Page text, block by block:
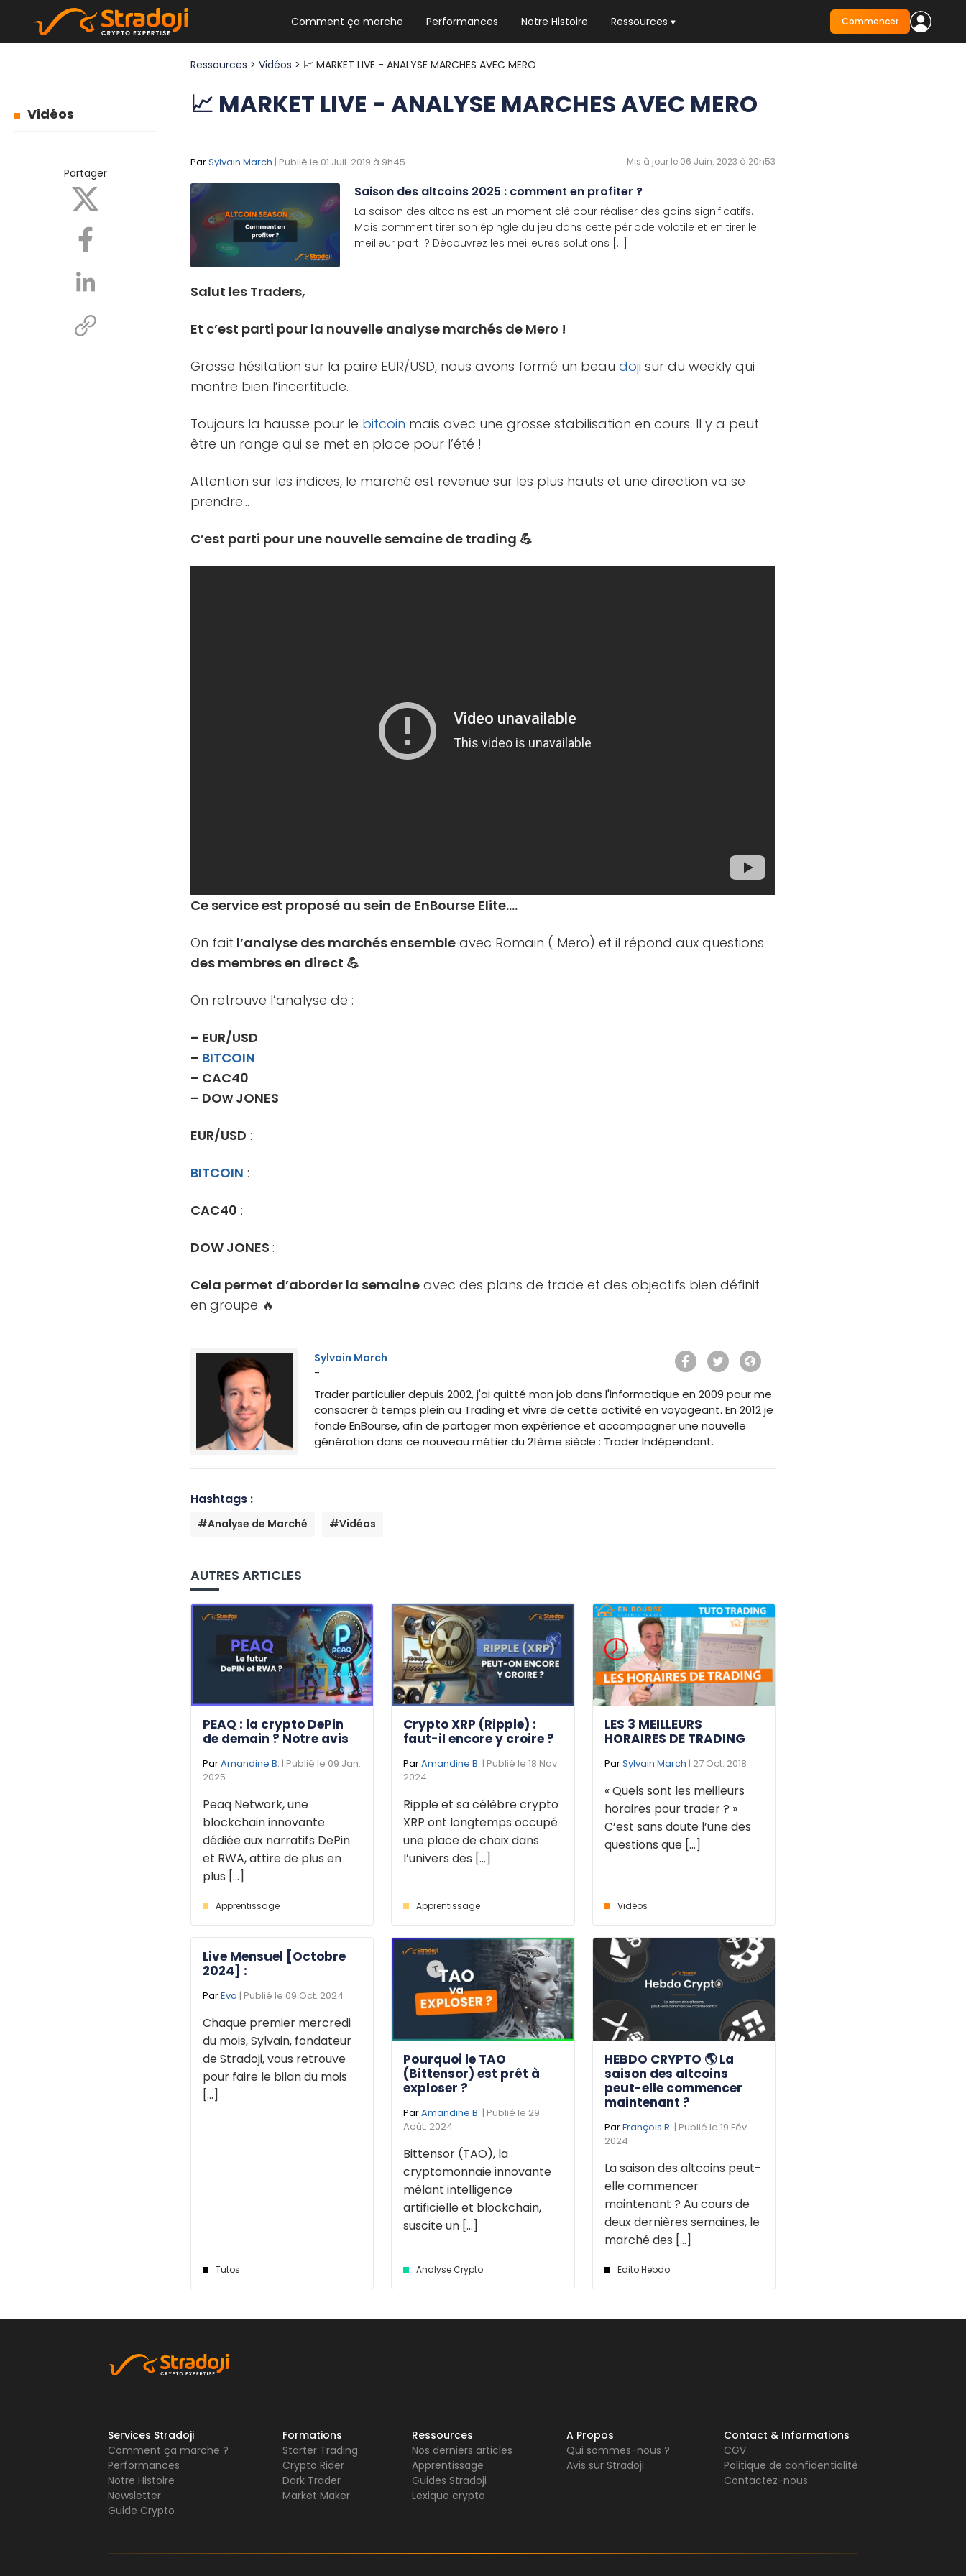
Comment ça marche Performances Notre Histoire Ressources
NEWSLETTER HEBDO
Les news crypto dont vous avez besoin
Commencer
Vidéos
Partager
Ressources >Vidéos > 📈 MARKET LIVE - ANALYSE MARCHES AVEC MERO
📈 MARKET LIVE - ANALYSE MARCHES AVEC MERO
ParSylvain March | Publié le 01 Juil. 2019 à 9h45 Mis à jour le 06 Juin. 2023 à 20h53
Saison des altcoins 2025 : comment en profiter ?
La saison des altcoins est un moment clé pour réaliser des gains significatifs.
Mais comment tirer son épingle du jeu dans cette période volatile et en tirer le
meilleur parti ? Découvrez les meilleures solutions [...]
Salut les Traders,
Et c’est parti pour la nouvelle analyse marchés de Mero !
Grosse hésitation sur la paire EUR/USD, nous avons formé un beaudoji sur du weekly qui
montre bien l’incertitude.
Toujours la hausse pour le bitcoin mais avec une grosse stabilisation en cours. Il y a peut
être un range qui se met en place pour l’été !
Attention sur les indices, le marché est revenue sur les plus hauts et une direction va se
prendre…
C’est parti pour une nouvelle semaine de trading 💪
Ce service est proposé au sein de EnBourse Elite….
On fait l’analyse des marchés ensemble avec Romain ( Mero) et il répond aux questions
des membres en direct 💪
On retrouve l’analyse de :
– EUR/USD
– BITCOIN
– CAC40
– DOw JONES
EUR/USD :
BITCOIN :
CAC40 :
DOW JONES :
Cela permet d’aborder la semaine avec des plans de trade et des objectifs bien définit
en groupe 🔥
Sylvain March
-
Trader particulier depuis 2002, j'ai quitté mon job dans l'informatique en 2009 pour me
consacrer à temps plein au Trading et vivre de cette activité en voyageant. En 2012 je
fonde EnBourse, afin de partager mon expérience et accompagner une nouvelle
génération dans ce nouveau métier du 21ème siècle : Trader Indépendant.
Hashtags :
#Analyse de Marché #Vidéos
AUTRES ARTICLES
PEAQ : la crypto DePin
de demain ? Notre avis
ParAmandine B. | Publié le 09 Jan.
2025
Peaq Network, une
blockchain innovante
dédiée aux narratifs DePin
et RWA, attire de plus en
plus [...]
Apprentissage
Crypto XRP (Ripple) :
faut-il encore y croire ?
ParAmandine B. | Publié le 18 Nov.
2024
Ripple et sa célèbre crypto
XRP ont longtemps occupé
une place de choix dans
l’univers des [...]
Apprentissage
LES 3 MEILLEURS
HORAIRES DE TRADING
ParSylvain March | 27 Oct. 2018
« Quels sont les meilleurs
horaires pour trader ? »
C’est sans doute l’une des
questions que [...]
Vidéos
Live Mensuel [Octobre
2024] :
ParEva | Publié le 09 Oct. 2024
Chaque premier mercredi
du mois, Sylvain, fondateur
de Stradoji, vous retrouve
pour faire le bilan du mois
[...]
Tutos
Pourquoi le TAO
(Bittensor) est prêt à
exploser ?
ParAmandine B. | Publié le 29
Août. 2024
Bittensor (TAO), la
cryptomonnaie innovante
mêlant intelligence
artificielle et blockchain,
suscite un [...]
Analyse Crypto
HEBDO CRYPTO 🌎 La
saison des altcoins
peut-elle commencer
maintenant ?
ParFrançois R. | Publié le 19 Fév.
2024
La saison des altcoins peut-
elle commencer
maintenant ? Au cours de
deux dernières semaines, le
marché des [...]
Edito Hebdo
Services Stradoji
Comment ça marche ?
Performances
Notre Histoire
Newsletter
Guide Crypto
Formations
Starter Trading
Crypto Rider
Dark Trader
Market Maker
Ressources
Nos derniers articles
Apprentissage
Guides Stradoji
Lexique crypto
A Propos
Qui sommes-nous ?
Avis sur Stradoji
Contact & Informations
CGV
Politique de confidentialité
Contactez-nous